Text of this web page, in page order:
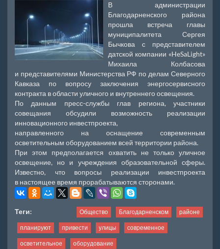
В администрации
Благодарненского района
прошла встреча главы
муниципалитета Сергея
Бычкова с представителем
датской компании «HeSaLight»
Михаила Колбасова
и представителями Министерства РФ по делам Северного
Кавказа по вопросу заключения энергосервисного
контракта в области уличного и внутреннего освещения.
По данным пресс-службы глав региона, участники
совещания обсудили возможность реализации
инновационного инвестпроекта,
направленного на оснащение современным
осветительным оборудованием всей территории района.
При этом предполагается охватить не только уличное
освещение, но и учреждения образовательной сферы.
Известно, что вопросы реализации инвестпроекта
в настоящее время прорабатываются сторонами.
Теги: Общество Благодарненском районе
планируют привести улицы современное
осветительное оборудование